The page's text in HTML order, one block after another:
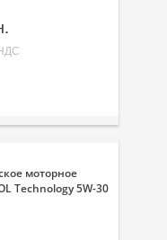
моторное
Technology 5W-30